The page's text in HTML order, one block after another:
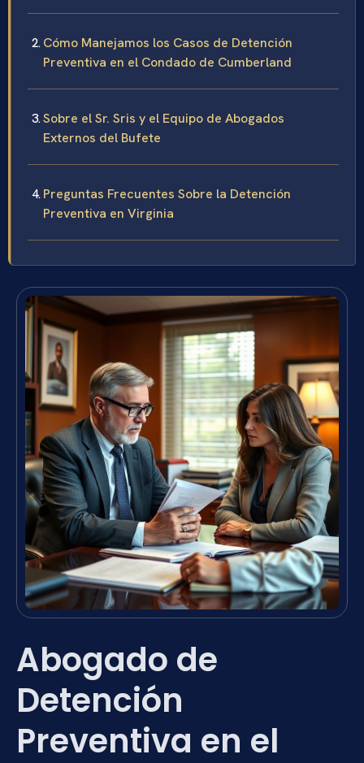
Cómo Manejamos los Casos de Detención
Preventiva en el Condado de Cumberland
Sobre el Sr. Sris y el Equipo de Abogados
Externos del Bufete
Preguntas Frecuentes Sobre la Detención
Preventiva en Virginia
Abogado de
Detención
Preventiva en el